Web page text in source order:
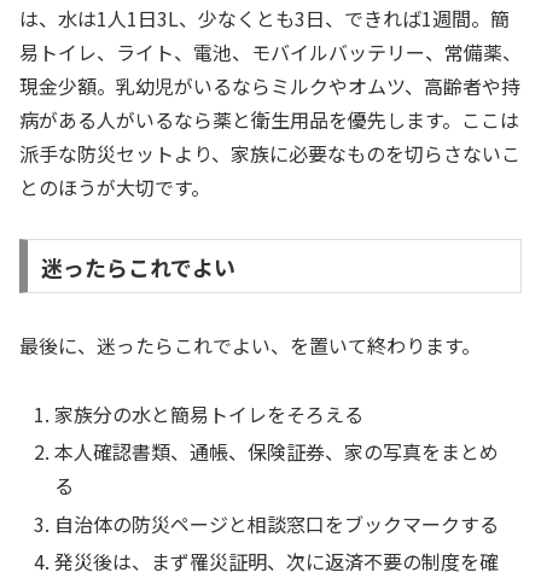
は、水は1人1日3L、少なくとも3日、できれば1週間。簡
易トイレ、ライト、電池、モバイルバッテリー、常備薬、
現金少額。乳幼児がいるならミルクやオムツ、高齢者や持
病がある人がいるなら薬と衛生用品を優先します。ここは
派手な防災セットより、家族に必要なものを切らさないこ
とのほうが大切です。
迷ったらこれでよい
最後に、迷ったらこれでよい、を置いて終わります。
家族分の水と簡易トイレをそろえる
本人確認書類、通帳、保険証券、家の写真をまとめ
る
自治体の防災ページと相談窓口をブックマークする
発災後は、まず罹災証明、次に返済不要の制度を確